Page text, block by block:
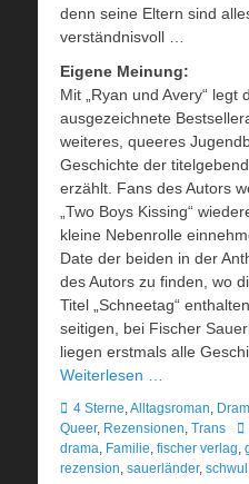
denn seine Eltern sind
verständnisvoll …
Eigene Meinung:
Mit „Ryan und Avery“ legt
ausgezeichnete
weiteres, queeres
Geschichte der
erzählt. Fans des Autors
„Two Boys Kissing“
kleine Nebenrolle
Date der beiden in der
des Autors zu finden, wo
Titel „Schneetag“
seitigen, bei Fischer
liegen erstmals alle
Weiterlesen …
Kategorien
4 Sterne,Alltagsroman,
Queer, Rezensionen, Trans
drama, Familie, fischer verlag,
rezension, sauerländer, schwul